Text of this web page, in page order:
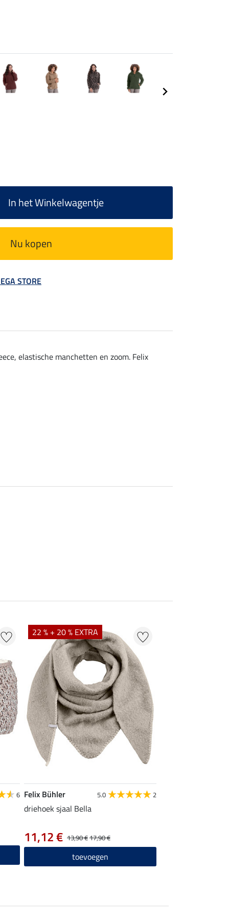
In het Winkelwagentje
Nu kopen
STORE
elastische manchetten en zoom. Felix
6
22 % + 20 % EXTRA
Felix Bühler 5.0 2
driehoek sjaal Bella
13,90 €17,90 €
11,12 €
toevoegen